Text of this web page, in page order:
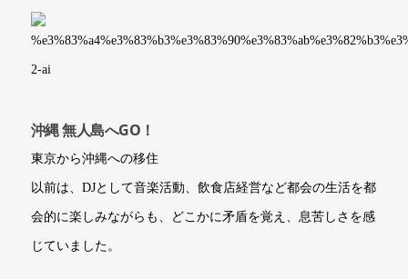
沖縄 無人島へGO！
東京から沖縄への移住
以前は、DJとして音楽活動、飲食店経営など都会の生活を都
会的に楽しみながらも、どこかに矛盾を覚え、息苦しさを感
じていました。